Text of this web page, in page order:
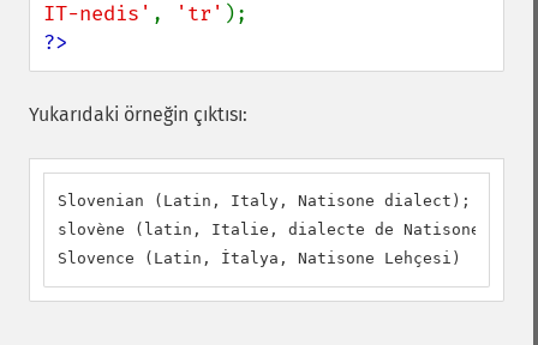
IT-nedis' , 'tr'
?>
Yukarıdaki örneğin çıktısı:
Slovenian (Latin, Italy, Natisone dialect);
slovène (latin, Italie, dialecte de Natisone);
Slovence (Latin, İtalya, Natisone Lehçesi)